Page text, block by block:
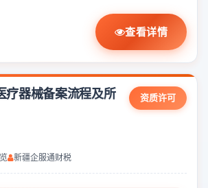
查看详情
疗器械备案流程及所
资质许可
新疆企服通财税